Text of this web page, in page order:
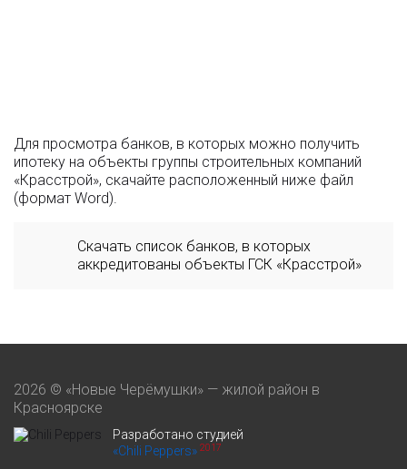
Для просмотра банков, в которых можно получить
ипотеку на объекты группы строительных компаний
«Красстрой», скачайте расположенный ниже файл
(формат Word).
Скачать список банков, в которых
аккредитованы объекты ГСК «Красстрой»
2026 © «Новые Черёмушки» — жилой район в
Красноярске
Разработано студией
«Chili Peppers» 2017